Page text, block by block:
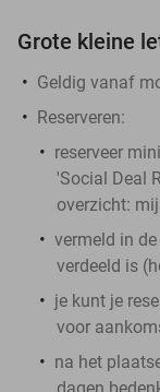
Grote kleine
Geldig vanaf
Reserveren:
reserveer
'Social Deal
overzicht:
vermeld in
verdeeld is
je kunt je
voor
na het